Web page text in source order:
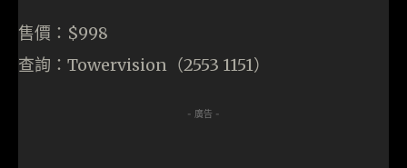
售價：$998
查詢：Towervision（2553 1151）
- 廣告 -